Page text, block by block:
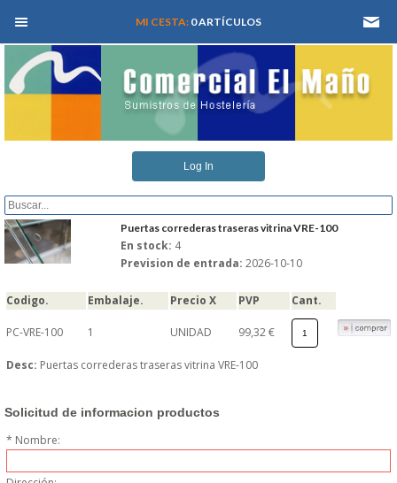
MEN� PRINCIPAL
QUIENES SOMOS
CATALOGOS
REFORMAS Y PROYECTOS
REGISTRARSE
SERVICIO TECNICO
PRODUCTOS EN OFERTAS
MI CESTA: 0 ARTÍCULOS
Log In
Puertas correderas traseras vitrina VRE-100
En stock: 4
Prevision de entrada: 2026-10-10
Codigo. Embalaje. Precio X PVP Cant.
PC-VRE-100 1 UNIDAD 99,32 €
Desc: Puertas correderas traseras vitrina VRE-100
Solicitud de informacion productos
* Nombre: